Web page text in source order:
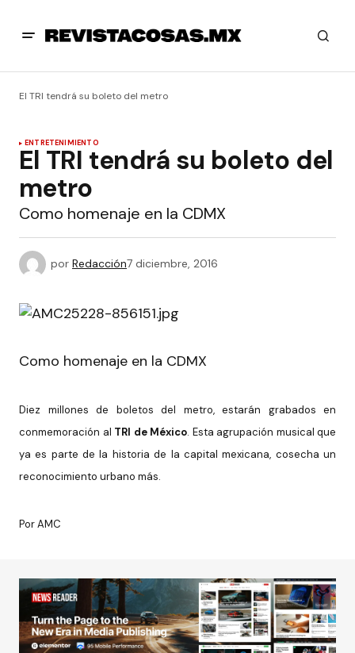
El TRI tendrá su boleto del metro
ENTRETENIMIENTO
El TRI tendrá su boleto del
metro
Como homenaje en la CDMX
por Redacción7 diciembre, 2016
Como homenaje en la CDMX
Diez millones de boletos del metro, estarán grabados en
conmemoración al TRI de México. Esta agrupación musical que
ya es parte de la historia de la capital mexicana, cosecha un
reconocimiento urbano más.
Por AMC